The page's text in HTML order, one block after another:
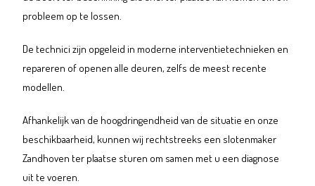
probleem op te lossen.
De technici zijn opgeleid in moderne interventietechnieken en
repareren of openen alle deuren, zelfs de meest recente
modellen.
Afhankelijk van de hoogdringendheid van de situatie en onze
beschikbaarheid, kunnen wij rechtstreeks een slotenmaker
Zandhoven ter plaatse sturen om samen met u een diagnose
uit te voeren.